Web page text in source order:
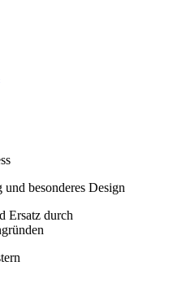
besonderes Design
Ersatz durch